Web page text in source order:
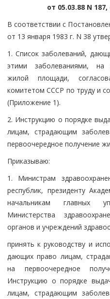
от 05.03.88 N
В соответствии с
от 13 января 1983 г. N 38
1. Список заболеваний,
этими заболеваниями, на
жилой площади,
комитетом СССР по труду и
(Приложение 1).
2. Инструкцию о порядке
лицам, страдающим
первоочередное получение
Приказываю:
1. Министрам
республик, президенту
начальникам главных
Министерства
органов и учреждений
принять к руководству и
дающих право лицам,
на первоочередное
Инструкцию о порядке
лицам, страдающим